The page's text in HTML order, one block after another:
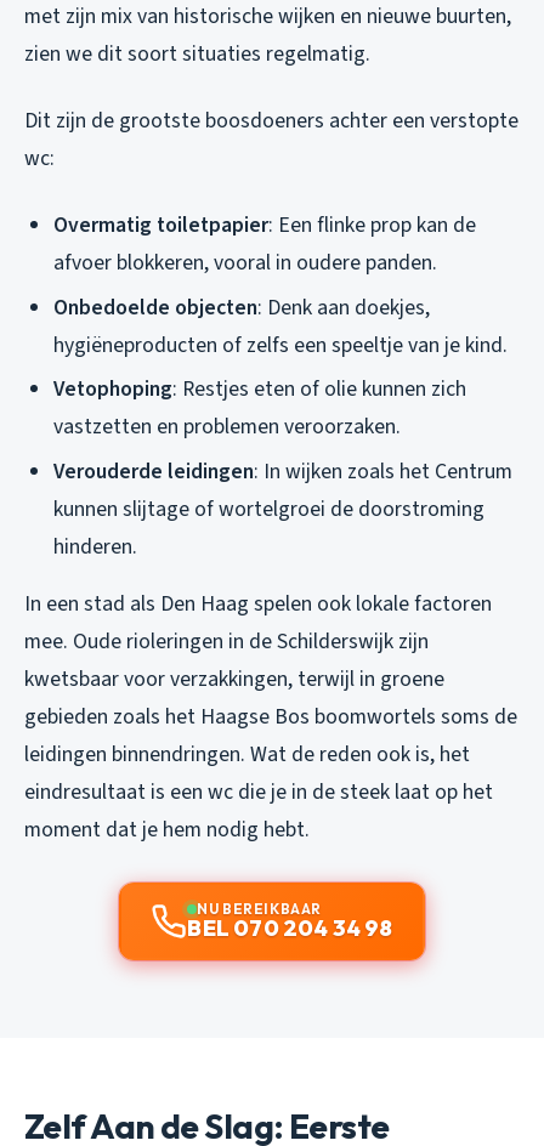
met zijn mix van historische wijken en nieuwe buurten,
zien we dit soort situaties regelmatig.
Dit zijn de grootste boosdoeners achter een verstopte
wc:
Overmatig toiletpapier: Een flinke prop kan de
afvoer blokkeren, vooral in oudere panden.
Onbedoelde objecten: Denk aan doekjes,
hygiëneproducten of zelfs een speeltje van je kind.
Vetophoping: Restjes eten of olie kunnen zich
vastzetten en problemen veroorzaken.
Verouderde leidingen: In wijken zoals het Centrum
kunnen slijtage of wortelgroei de doorstroming
hinderen.
In een stad als Den Haag spelen ook lokale factoren
mee. Oude rioleringen in de Schilderswijk zijn
kwetsbaar voor verzakkingen, terwijl in groene
gebieden zoals het Haagse Bos boomwortels soms de
leidingen binnendringen. Wat de reden ook is, het
eindresultaat is een wc die je in de steek laat op het
moment dat je hem nodig hebt.
NU BEREIKBAAR
BEL 070 204 34 98
Zelf Aan de Slag: Eerste